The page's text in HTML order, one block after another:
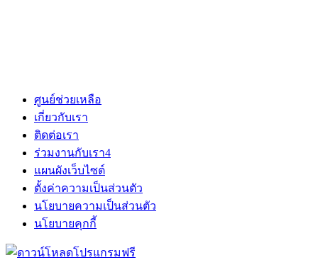
ศูนย์ช่วยเหลือ
เกี่ยวกับเรา
ติดต่อเรา
ร่วมงานกับเรา4
แผนผังเว็บไซต์
ตั้งค่าความเป็นส่วนตัว
นโยบายความเป็นส่วนตัว
นโยบายคุกกี้